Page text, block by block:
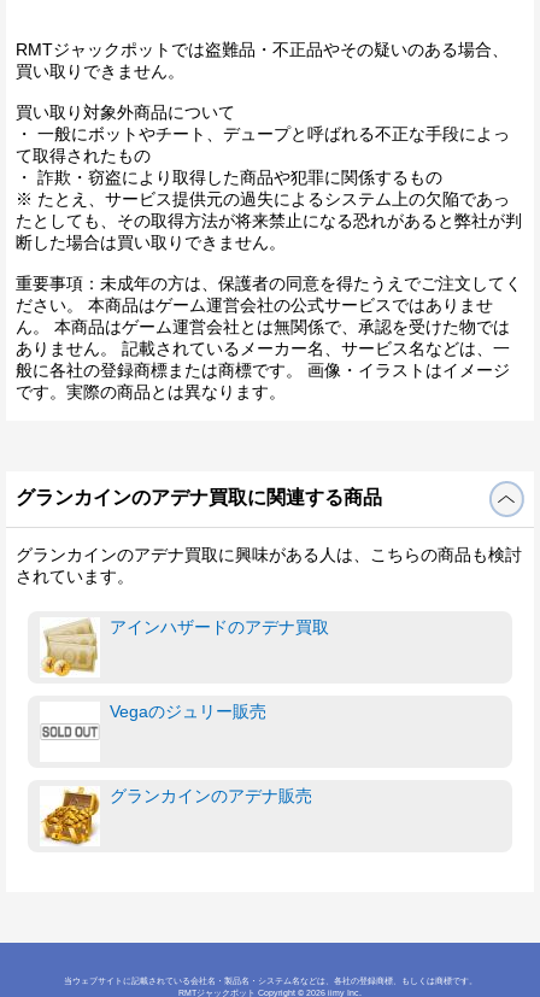
RMTジャックポットでは盗難品・不正品やその疑いのある場合、
買い取りできません。
買い取り対象外商品について
・ 一般にボットやチート、デュープと呼ばれる不正な手段によっ
て取得されたもの
・ 詐欺・窃盗により取得した商品や犯罪に関係するもの
※ たとえ、サービス提供元の過失によるシステム上の欠陥であっ
たとしても、その取得方法が将来禁止になる恐れがあると弊社が判
断した場合は買い取りできません。
重要事項：未成年の方は、保護者の同意を得たうえでご注文してく
ださい。 本商品はゲーム運営会社の公式サービスではありませ
ん。 本商品はゲーム運営会社とは無関係で、承認を受けた物では
ありません。 記載されているメーカー名、サービス名などは、一
般に各社の登録商標または商標です。 画像・イラストはイメージ
です。実際の商品とは異なります。
グランカインのアデナ買取に関連する商品
グランカインのアデナ買取に興味がある人は、こちらの商品も検討
されています。
アインハザードのアデナ買取
Vegaのジュリー販売
グランカインのアデナ販売
当ウェブサイトに記載されている会社名・製品名・システム名などは、各社の登録商標、もしくは商標です。
RMTジャックポット Copyright © 2026 iimy Inc.